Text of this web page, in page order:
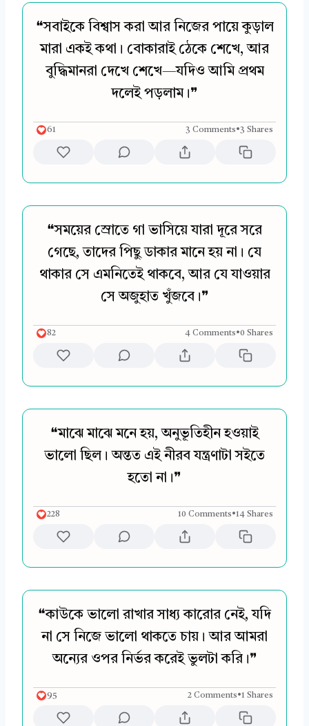
❝সবাইকে বিশ্বাস করা আর নিজের পায়ে কুড়াল
মারা একই কথা। বোকারাই ঠেকে শেখে, আর
বুদ্ধিমানরা দেখে শেখে—যদিও আমি প্রথম
দলেই পড়লাম।❞
61 3 Comments•3 Shares
❝সময়ের স্রোতে গা ভাসিয়ে যারা দূরে সরে
গেছে, তাদের পিছু ডাকার মানে হয় না। যে
থাকার সে এমনিতেই থাকবে, আর যে যাওয়ার
সে অজুহাত খুঁজবে।❞
82 4 Comments•0 Shares
❝মাঝে মাঝে মনে হয়, অনুভূতিহীন হওয়াই
ভালো ছিল। অন্তত এই নীরব যন্ত্রণাটা সইতে
হতো না।❞
228 10 Comments•14 Shares
❝কাউকে ভালো রাখার সাধ্য কারোর নেই, যদি
না সে নিজে ভালো থাকতে চায়। আর আমরা
অন্যের ওপর নির্ভর করেই ভুলটা করি।❞
95 2 Comments•1 Shares